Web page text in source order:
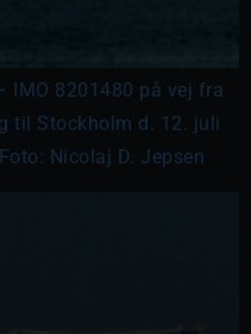
IMO 8201480 på vej fra
til Stockholm d. 12. juli
Nicolaj D. Jepsen